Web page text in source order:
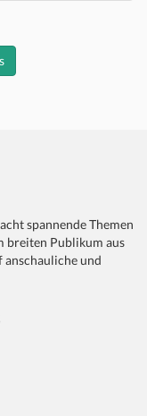
spannende Themen
breiten Publikum aus
anschauliche und